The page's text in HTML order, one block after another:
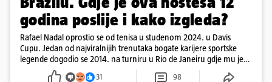
godina poslije i kako izgleda?
Rafael Nadal oprostio se od tenisa u studenom 2024. u Davis
Cupu. Jedan od najviralnijih trenutaka bogate karijere sportske
legende dogodio se 2014. na turniru u Rio de Janeiru gdje mu je
pažnju odvlačila ljepotica iza klupe
31 98